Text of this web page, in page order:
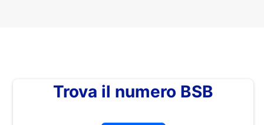
Trova il numero BSB